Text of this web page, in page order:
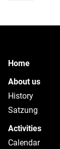
Home
About us
History
Satzung
Activities
Calendar